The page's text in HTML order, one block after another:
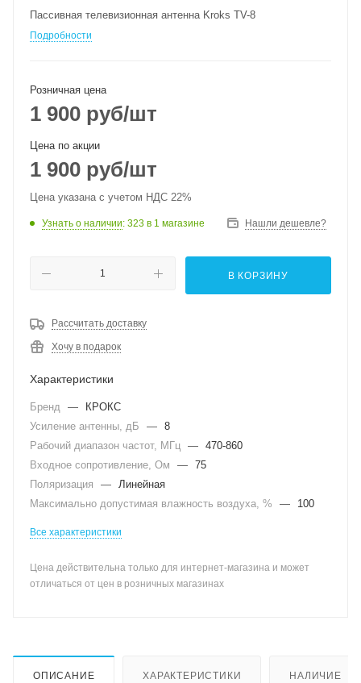
Пассивная телевизионная антенна Kroks TV-8
Подробности
Розничная цена
1 900 руб/шт
Цена по акции
1 900 руб/шт
Цена указана с учетом НДС 22%
Узнать о наличии: 323 в 1 магазине Нашли дешевле?
В КОРЗИНУ
Рассчитать доставку
Хочу в подарок
Характеристики
Бренд —
КРОКС
Усиление антенны, дБ
— 8
Рабочий диапазон частот, МГц — 470-860
Входное сопротивление, Ом
— 75
Поляризация
— Линейная
Максимально допустимая влажность воздуха, %
— 100
Все характеристики
Цена действительна только для интернет-магазина и может
отличаться от цен в розничных магазинах
ОПИСАНИЕ ХАРАКТЕРИСТИКИ НАЛИЧИЕ